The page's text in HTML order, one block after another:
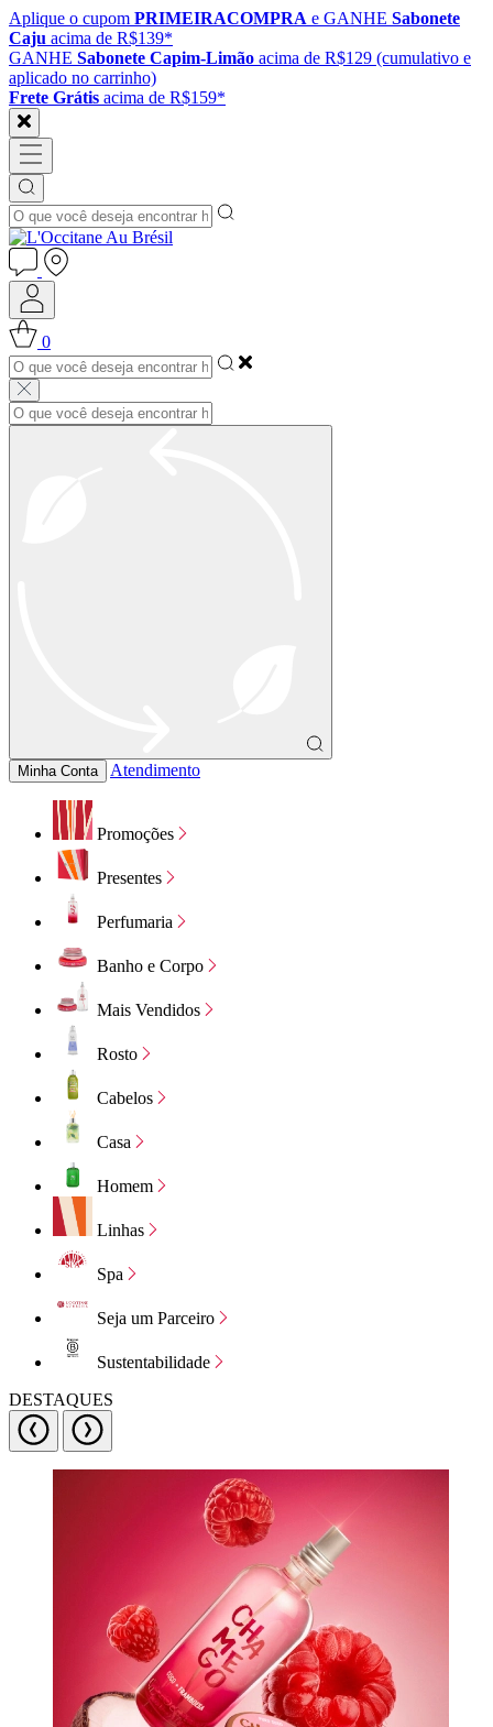
Aplique o cupom PRIMEIRACOMPRA e GANHE Sabonete
Caju acima de R$139*
GANHE Sabonete Capim-Limão acima de R$129 (cumulativo e
aplicado no carrinho)
Frete Grátis acima de R$159*
0
Minha Conta Atendimento
Promoções
Presentes
Perfumaria
Banho e Corpo
Mais Vendidos
Rosto
Cabelos
Casa
Homem
Linhas
Spa
Seja um Parceiro
Sustentabilidade
DESTAQUES